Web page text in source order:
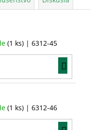
(1 ks) | 6312-45
(1 ks) | 6312-46